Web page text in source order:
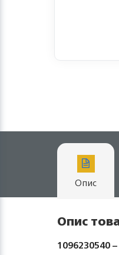
Опис
Опис
1096230540 –